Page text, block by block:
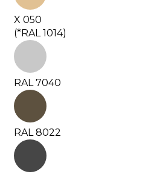
X 050
(*RAL 1014)
RAL 7040
RAL 8022